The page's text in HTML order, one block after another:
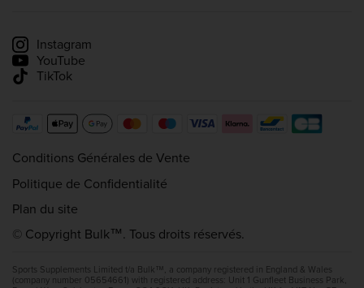
Instagram
YouTube
TikTok
Conditions Générales de Vente
Politique de Confidentialité
Plan du site
© Copyright Bulk™. Tous droits réservés.
Sports Supplements Limited t/a Bulk™, a company registered in England & Wales
(company number 05654661) with registered address: Unit 1 Gunfleet Business Park,